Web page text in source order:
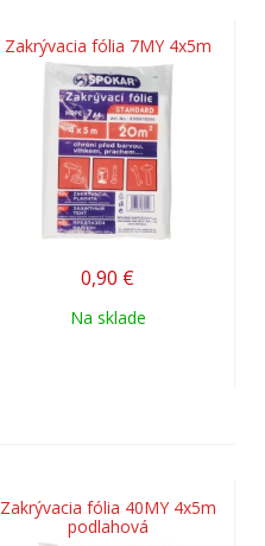
Zakrývacia fólia 7MY 4x5m
0,90 €
Na sklade
Zakrývacia fólia 40MY 4x5m
podlahová